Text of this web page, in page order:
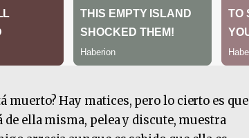
muerto? Hay matices, pero lo cierto es que
ella misma, pelea y discute, muestra